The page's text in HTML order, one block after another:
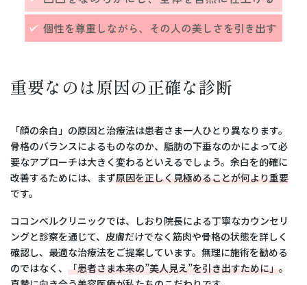
重要なのは原因の正確な診断
「顔の余白」の原因と治療法は患者さま一人ひとり異なります。
骨格のバランスによるものなのか、脂肪の下垂なのかによって必
要なアプローチは大きく変わるといえるでしょう。余白を的確に
改善するためには、まず原因を正しく見極めることが何より重要
です。
ココンベルクリニックでは、しおり院長による丁寧なカウンセリ
ングと診察を通じて、皮膚だけでなく筋肉や骨格の状態を詳しく
確認し、最適な治療法をご提案しています。無理に施術を勧める
のではなく、 「患者さま本来の”美人見え”を引き出すために」。